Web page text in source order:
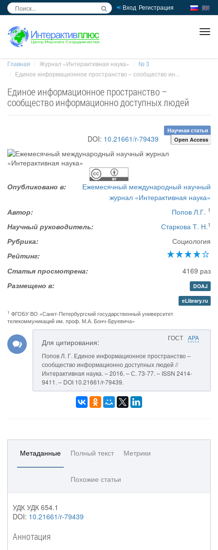
Вход Регистрация
Главная Журнал «Интерактивная наука»
№ 3
Единое информационное пространство – сообщество ин...
Единое информационное пространство –
сообщество информационно доступных людей
Научная статья
DOI: 10.21661/r-79439 Open Access
Опубликовано в:
Ежемесячный международный научный
журнал «Интерактивная наука»
Автор:
Попов Л.Г. 1
Научный руководитель: Старкова Т. Н.1
Рубрика:
Социология
Рейтинг:
Статья просмотрена:
4169 раз
Размещено в:
DOAJ
eLibrary.ru
1 ФГОБУ ВО «Санкт-Петербургский государственный университет
телекоммуникаций им. проф. М.А. Бонч-Бруевича»
ГОСТ APA
Для цитирования:
Попов Л. Г. Единое информационное пространство –
сообщество информационно доступных людей //
Интерактивная наука. – 2016. – С. 73-77. – ISSN 2414-
9411. – DOI 10.21661/r-79439.
Метаданные Полный текст Метрики
Похожие статьи
УДК УДК 654.1
DOI: 10.21661/r-79439
Аннотация